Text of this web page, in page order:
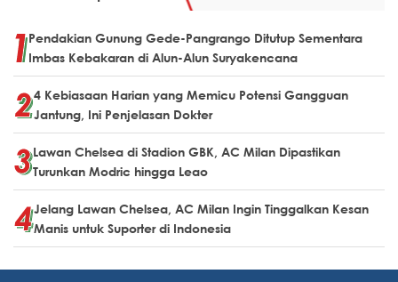
Pendakian Gunung Gede-Pangrango Ditutup Sementara
Imbas Kebakaran di Alun-Alun Suryakencana
4 Kebiasaan Harian yang Memicu Potensi Gangguan
Jantung, Ini Penjelasan Dokter
Lawan Chelsea di Stadion GBK, AC Milan Dipastikan
Turunkan Modric hingga Leao
Jelang Lawan Chelsea, AC Milan Ingin Tinggalkan Kesan
Manis untuk Suporter di Indonesia